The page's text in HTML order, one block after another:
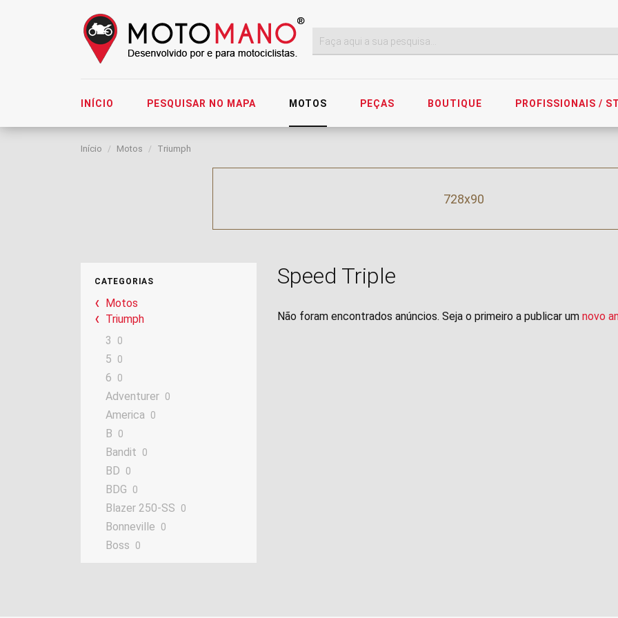
INÍCIO PESQUISAR NO MAPA MOTOS PEÇAS BOUTIQUE PROFISSIONAIS /
Início Motos Triumph
728x90
CATEGORIAS
Motos
Triumph
3
0
5 0
6 0
Adventurer 0
America 0
B 0
Bandit 0
BD 0
BDG 0
Blazer 250-SS 0
Bonneville 0
Boss 0
Speed Triple
Não foram encontrados anúncios. Seja o primeiro a publicar um novo